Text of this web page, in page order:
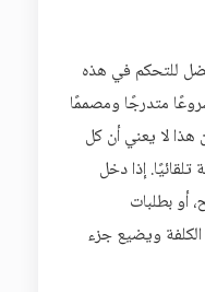
للتحكم في هذه
متدرجًا ومصممًا
لا يعني أن كل
إذا دخل
أو بطلبات
ويضيع جزء